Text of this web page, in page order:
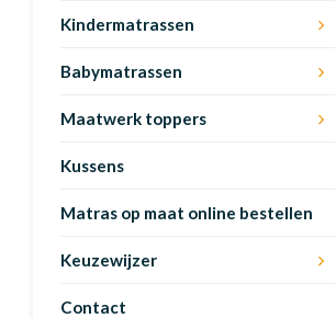
Kindermatrassen
Babymatrassen
Maatwerk toppers
Kussens
Matras op maat online bestellen
Keuzewijzer
Contact